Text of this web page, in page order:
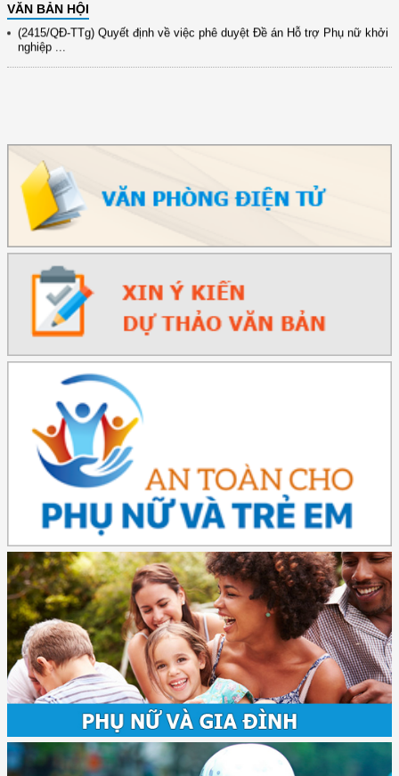
VĂN BẢN HỘI
(2415/QĐ-TTg) Quyết định về việc phê duyệt Đề án Hỗ trợ Phụ nữ khởi
nghiệp ...